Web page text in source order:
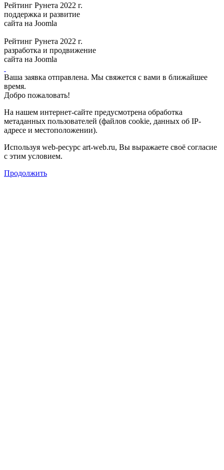
Рейтинг Рунета 2022 г.
поддержка и развитие
сайта на Joomla
Рейтинг Рунета 2022 г.
разработка и продвижение
сайта на Joomla
Ваша заявка отправлена. Мы свяжется с вами в ближайшее
время.
Добро пожаловать!
На нашем интернет-сайте предусмотрена обработка
метаданных пользователей (файлов cookie, данных об IP-
адресе и местоположении).
Используя web-ресурс art-web.ru, Вы выражаете своё согласие
с этим условием.
Продолжить